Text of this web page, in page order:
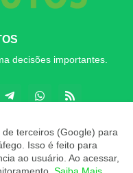
decisões importantes.
MINUTOS
terceiros (Google) para
Isso é feito para
ao usuário. Ao acessar,